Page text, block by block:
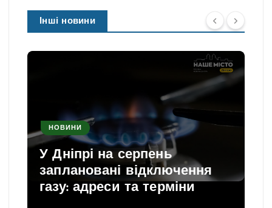
Інші новини
НОВИНИ
У Дніпрі на серпень
заплановані відключення
газу: адреси та терміни